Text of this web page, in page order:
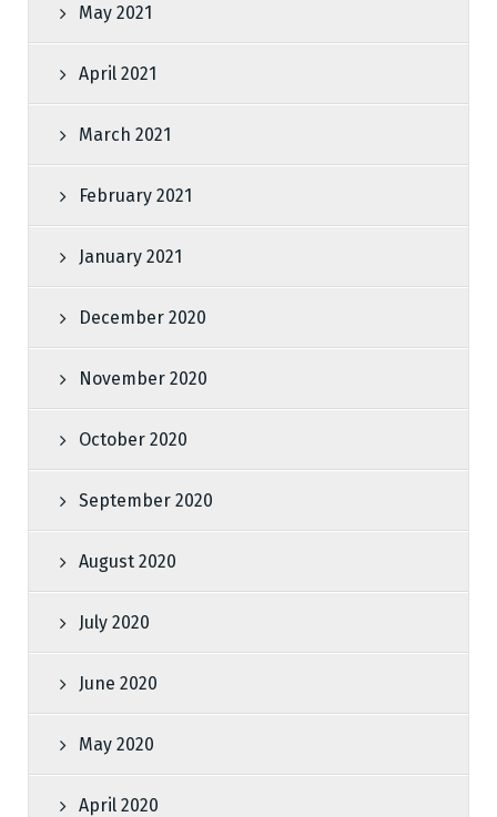
May 2021
April 2021
March 2021
February 2021
January 2021
December 2020
November 2020
October 2020
September 2020
August 2020
July 2020
June 2020
May 2020
April 2020